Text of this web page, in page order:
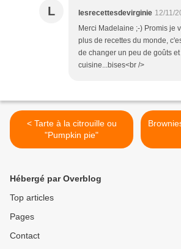
L lesrecettesdevirginie 12/11/
Merci Madelaine ;-) Promis je
plus de recettes du monde,
de changer un peu de goûts
cuisine...bises<br />
< Tarte à la citrouille ou
"Pumpkin pie"
Hébergé par Overblog
Top articles
Pages
Contact